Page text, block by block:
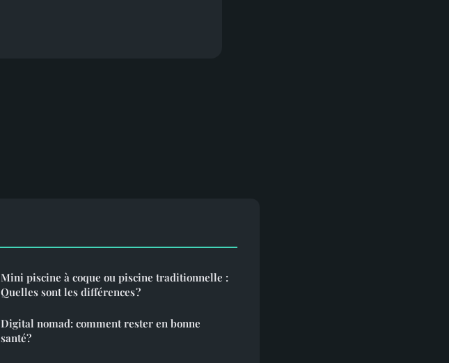
Mini piscine à coque ou piscine traditionnelle :
Quelles sont les différences ?
Digital nomad: comment rester en bonne
santé?